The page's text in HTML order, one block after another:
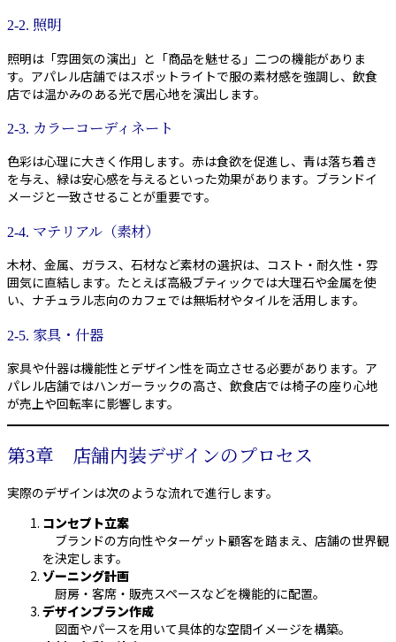
2-2. 照明
照明は「雰囲気の演出」と「商品を魅せる」二つの機能がありま
す。アパレル店舗ではスポットライトで服の素材感を強調し、飲食
店では温かみのある光で居心地を演出します。
2-3. カラーコーディネート
色彩は心理に大きく作用します。赤は食欲を促進し、青は落ち着き
を与え、緑は安心感を与えるといった効果があります。ブランドイ
メージと一致させることが重要です。
2-4. マテリアル（素材）
木材、金属、ガラス、石材など素材の選択は、コスト・耐久性・雰
囲気に直結します。たとえば高級ブティックでは大理石や金属を使
い、ナチュラル志向のカフェでは無垢材やタイルを活用します。
2-5. 家具・什器
家具や什器は機能性とデザイン性を両立させる必要があります。ア
パレル店舗ではハンガーラックの高さ、飲食店では椅子の座り心地
が売上や回転率に影響します。
第3章 店舗内装デザインのプロセス
実際のデザインは次のような流れで進行します。
コンセプト立案
ブランドの方向性やターゲット顧客を踏まえ、店舗の世界観
を決定します。
ゾーニング計画
厨房・客席・販売スペースなどを機能的に配置。
デザインプラン作成
図面やパースを用いて具体的な空間イメージを構築。